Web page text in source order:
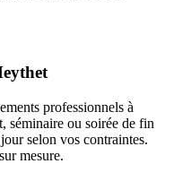
professionnels à
séminaire ou soirée de fin
selon vos contraintes.
mesure.